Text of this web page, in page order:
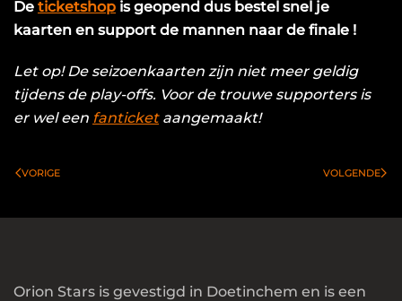
De ticketshop is geopend dus bestel snel je
kaarten en support de mannen naar de finale !
Let op! De seizoenkaarten zijn niet meer geldig
tijdens de play-offs. Voor de trouwe supporters is
er wel een fanticketaangemaakt!
VORIGE VOLGENDE
Orion Stars is gevestigd in Doetinchem en is een